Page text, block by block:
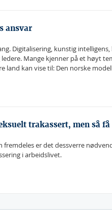
ansvar
Digitalisering, kunstig
Mange kjenner på et høyt
land kan vise til: Den norske
trakassert, men så få
er det dessverre
i arbeidslivet.